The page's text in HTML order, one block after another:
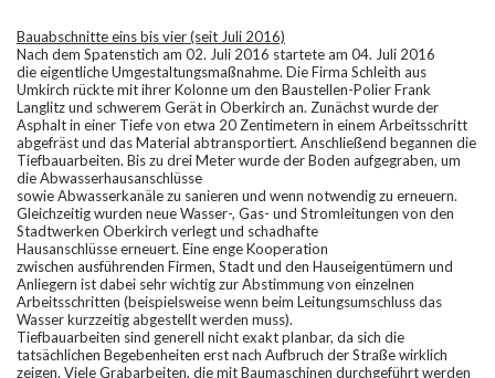
Bauabschnitte eins bis vier (seit Juli 2016)
Nach dem Spatenstich am 02. Juli 2016 startete am 04. Juli 2016
die eigentliche Umgestaltungsmaßnahme. Die Firma Schleith aus
Umkirch rückte mit ihrer Kolonne um den Baustellen-Polier Frank
Langlitz und schwerem Gerät in Oberkirch an. Zunächst wurde der
Asphalt in einer Tiefe von etwa 20 Zentimetern in einem Arbeitsschritt
abgefräst und das Material abtransportiert. Anschließend begannen die
Tiefbauarbeiten. Bis zu drei Meter wurde der Boden aufgegraben, um
die Abwasserhausanschlüsse
sowie Abwasserkanäle zu sanieren und wenn notwendig zu erneuern.
Gleichzeitig wurden neue Wasser-, Gas- und Stromleitungen von den
Stadtwerken Oberkirch verlegt und schadhafte
Hausanschlüsse erneuert. Eine enge Kooperation
zwischen ausführenden Firmen, Stadt und den Hauseigentümern und
Anliegern ist dabei sehr wichtig zur Abstimmung von einzelnen
Arbeitsschritten (beispielsweise wenn beim Leitungsumschluss das
Wasser kurzzeitig abgestellt werden muss).
Tiefbauarbeiten sind generell nicht exakt planbar, da sich die
tatsächlichen Begebenheiten erst nach Aufbruch der Straße wirklich
zeigen. Viele Grabarbeiten, die mit Baumaschinen durchgeführt werden